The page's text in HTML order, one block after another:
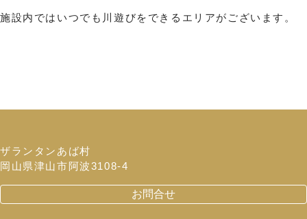
施設内ではいつでも川遊びをできるエリアがございます。
ザランタンあば村
岡山県津山市阿波3108-4
お問合せ